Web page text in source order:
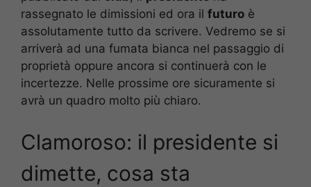
rassegnato le dimissioni ed ora il futuro è
assolutamente tutto da scrivere. Vedremo se si
arriverà ad una fumata bianca nel passaggio di
proprietà oppure ancora si continuerà con le
incertezze. Nelle prossime ore sicuramente si
avrà un quadro molto più chiaro.
Clamoroso: il presidente si
dimette, cosa sta